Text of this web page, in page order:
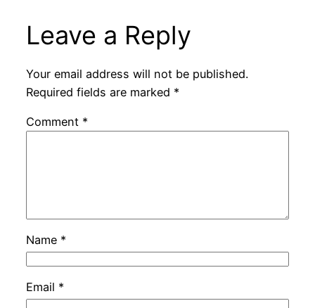
Leave a Reply
Your email address will not be published.
Required fields are marked *
Comment *
Name *
Email *